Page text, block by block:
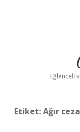
Eğlenceli
Etiket:Ağır